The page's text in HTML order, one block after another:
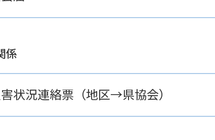
係
状況連絡票（地区→県協会）